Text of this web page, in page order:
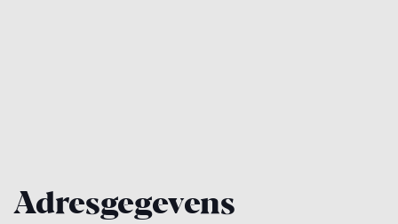
Adresgegevens